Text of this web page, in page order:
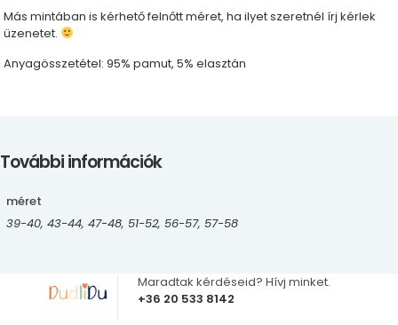
Más mintában is kérhető felnőtt méret, ha ilyet szeretnél írj kérlek
üzenetet.
Anyagösszetétel: 95% pamut, 5% elasztán
További információk
méret
39-40, 43-44, 47-48, 51-52, 56-57, 57-58
+36 20 533 8142
Maradtak kérdéseid? Hívj minket.